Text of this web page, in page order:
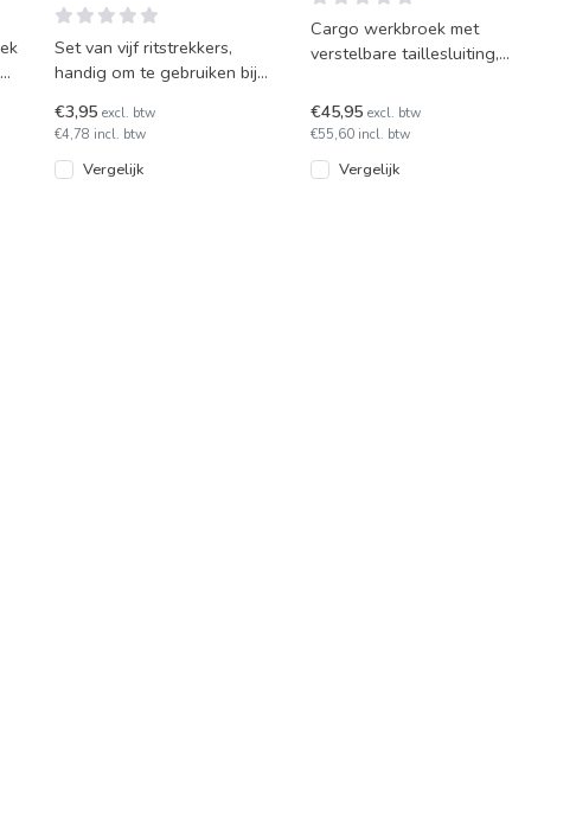
Set van vijf ritstrekkers,
handig om te gebruiken bij
leuk als person
€3,95 excl. btw
€4,78 incl. btw
Vergelijk
Cargo werkbroek met
verstelbare taillesluiting,
polyester.
€45,95excl. btw
€55,60 incl. btw
Vergelijk